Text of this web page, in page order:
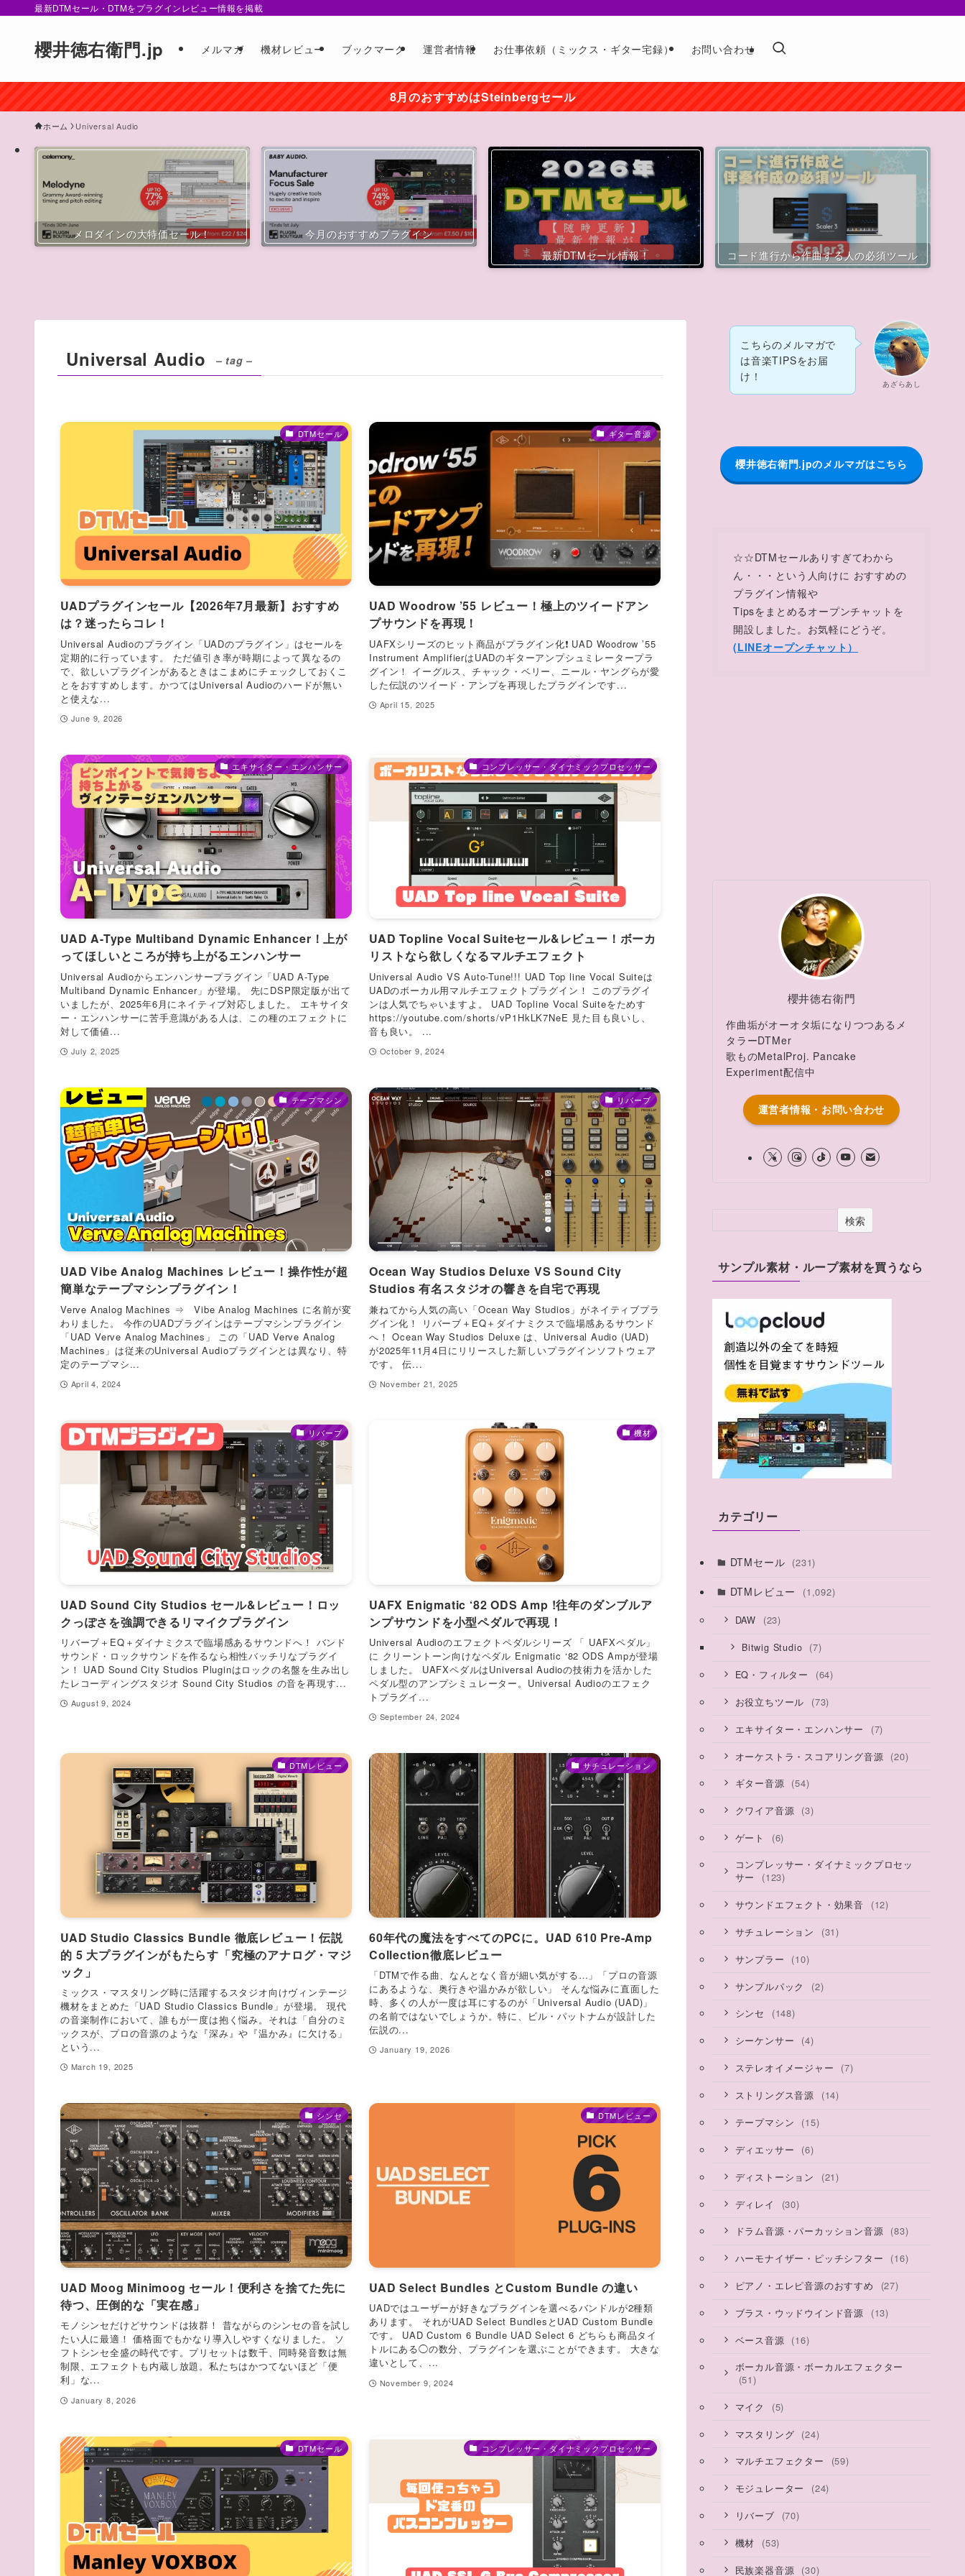
最新DTMセール・DTMをプラグインレビュー情報を掲載
櫻井徳右衛門.jp メルマガ 機材レビュー ブックマーク 運営者情報 お仕事依頼（ミックス・ギター宅録） お問い合わせ
8月のおすすめはSteinbergセール
ホーム Universal Audio
メロダインの大特価セール！
今月のおすすめプラグイン
最新DTMセール情報！
コード進行から作曲する人の必須ツール
Universal Audio – tag –
DTMセール
UADプラグインセール【2026年7月最新】おすすめ
は？迷ったらコレ！
Universal Audioのプラグイン「UADのプラグイン」はセールを
定期的に行っています。 ただ値引き率が時期によって異なるの
で、欲しいプラグインがあるときはこまめにチェックしておくこ
とをおすすめします。かつてはUniversal Audioのハードが無い
と使えな...
June 9, 2026
ギター音源
UAD Woodrow ’55 レビュー！極上のツイードアン
プサウンドを再現！
UAFXシリーズのヒット商品がプラグイン化❗️ UAD Woodrow ’55
Instrument AmplifierはUADのギターアンプシュミレータープラ
グイン！ イーグルス、チャック・ベリー、ニール・ヤングらが愛
した伝説のツイード・アンプを再現したプラグインです...
April 15, 2025
エキサイター・エンハンサー
UAD A-Type Multiband Dynamic Enhancer！上が
ってほしいところが持ち上がるエンハンサー
Universal Audioからエンハンサープラグイン「UAD A-Type
Multiband Dynamic Enhancer」が登場。 先にDSP限定版が出て
いましたが、2025年6月にネイティブ対応しました。 エキサイタ
ー・エンハンサーに苦手意識がある人は、この種のエフェクトに
対して価値...
July 2, 2025
コンプレッサー・ダイナミックプロセッサー
UAD Topline Vocal Suiteセール&レビュー！ボーカ
リストなら欲しくなるマルチエフェクト
Universal Audio VS Auto-Tune!!! UAD Top line Vocal Suiteは
UADのボーカル用マルチエフェクトプラグイン！ このプラグイ
ンは人気でちゃいますよ。 UAD Topline Vocal Suiteをためす
https://youtube.com/shorts/vP1HkLK7NeE 見た目も良いし、
音も良い。 ...
October 9, 2024
テープマシン
UAD Vibe Analog Machines レビュー！操作性が超
簡単なテープマシンプラグイン！
Verve Analog Machines ⇒ Vibe Analog Machines に名前が変
わりました。 今作のUADプラグインはテープマシンプラグイン
「UAD Verve Analog Machines」 この「UAD Verve Analog
Machines」は従来のUniversal Audioプラグインとは異なり、特
定のテープマシ...
April 4, 2024
リバーブ
Ocean Way Studios Deluxe VS Sound City
Studios 有名スタジオの響きを自宅で再現
兼ねてから人気の高い「Ocean Way Studios」がネイティブプラ
グイン化！ リバーブ＋EQ＋ダイナミクスで臨場感あるサウンド
へ！ Ocean Way Studios Deluxe は、Universal Audio (UAD)
が2025年11月4日にリリースした新しいプラグインソフトウェア
です。 伝...
November 21, 2025
リバーブ
UAD Sound City Studios セール&レビュー！ロッ
クっぽさを強調できるリマイクプラグイン
リバーブ＋EQ＋ダイナミクスで臨場感あるサウンドへ！ バンド
サウンド・ロックサウンドを作るなら相性バッチリなプラグイ
ン！ UAD Sound City Studios Pluginはロックの名盤を生み出し
たレコーディングスタジオ Sound City Studios の音を再現す...
August 9, 2024
機材
UAFX Enigmatic ‘82 ODS Amp !往年のダンブルア
ンプサウンドを小型ペダルで再現！
Universal Audioのエフェクトペダルシリーズ 「 UAFXペダル」
に クリーントーン向けなペダル Enigmatic ‘82 ODS Ampが登場
しました。 UAFXペダルはUniversal Audioの技術力を活かした
ペダル型のアンプシミュレーター。Universal Audioのエフェク
トプラグイ...
September 24, 2024
DTMレビュー
UAD Studio Classics Bundle 徹底レビュー！伝説
的 5 大プラグインがもたらす「究極のアナログ・マジ
ック」
ミックス・マスタリング時に活躍するスタジオ向けヴィンテージ
機材をまとめた「UAD Studio Classics Bundle」が登場。 現代
の音楽制作において、誰もが一度は抱く悩み。それは「自分のミ
ックスが、プロの音源のような『深み』や『温かみ』に欠ける」
という...
March 19, 2025
サチュレーション
60年代の魔法をすべてのPCに。UAD 610 Pre-Amp
Collection徹底レビュー
「DTMで作る曲、なんとなく音が細い気がする…」「プロの音源
にあるような、奥行きや温かみが欲しい」 そんな悩みに直面した
時、多くの人が一度は耳にするのが「Universal Audio (UAD)」
の名前ではないでしょうか。特に、ビル・パットナムが設計した
伝説の...
January 19, 2026
シンセ
UAD Moog Minimoog セール！便利さを捨てた先に
待つ、圧倒的な「実在感」
モノシンセだけどサウンドは抜群！ 昔ながらのシンセの音を試し
たい人に最適！ 価格面でもかなり導入しやすくなりました。 ソ
フトシンセ全盛の時代です。プリセットは数千、同時発音数は無
制限、エフェクトも内蔵し放題。私たちはかつてないほど「便
利」な...
January 8, 2026
DTMレビュー
UAD Select Bundles とCustom Bundle の違い
UADではユーザーが好きなプラグインを選べるバンドルが2種類
あります。 それがUAD Select BundlesとUAD Custom Bundle
です。 UAD Custom 6 Bundle UAD Select 6 どちらも商品タイ
トルにある◯の数分、プラグインを選ぶことができます。 大きな
違いとして、...
November 9, 2024
DTMセール コンプレッサー・ダイナミックプロセッサー
あざらあし
こちらのメルマガで
は音楽TIPSをお届
け！
櫻井徳右衛門.jpのメルマガはこちら
☆☆DTMセールありすぎてわから
ん・・・という人向けに おすすめの
プラグイン情報や
Tipsをまとめるオープンチャットを
開設しました。お気軽にどうぞ。
(LINEオープンチャット）
櫻井徳右衛門
作曲垢がオーオタ垢になりつつあるメ
タラーDTMer
歌ものMetalProj. Pancake
Experiment配信中
運営者情報・お問い合わせ
検索
サンプル素材・ループ素材を買うなら
カテゴリー
DTMセール (231)
DTMレビュー (1,092)
DAW (23)
Bitwig Studio (7)
EQ・フィルター (64)
お役立ちツール (73)
エキサイター・エンハンサー (7)
オーケストラ・スコアリング音源 (20)
ギター音源 (54)
クワイア音源 (3)
ゲート (6)
コンプレッサー・ダイナミックプロセッ
サー
(123)
サウンドエフェクト・効果音 (12)
サチュレーション (31)
サンプラー (10)
サンプルパック (2)
シンセ (148)
シーケンサー (4)
ステレオイメージャー (7)
ストリングス音源 (14)
テープマシン (15)
ディエッサー (6)
ディストーション (21)
ディレイ (30)
ドラム音源・パーカッション音源 (83)
ハーモナイザー・ピッチシフター (16)
ピアノ・エレピ音源のおすすめ (27)
ブラス・ウッドウインド音源 (13)
ベース音源 (16)
ボーカル音源・ボーカルエフェクター
(51)
マイク (5)
マスタリング (24)
マルチエフェクター (59)
モジュレーター (24)
リバーブ (70)
機材 (53)
民族楽器音源 (30)